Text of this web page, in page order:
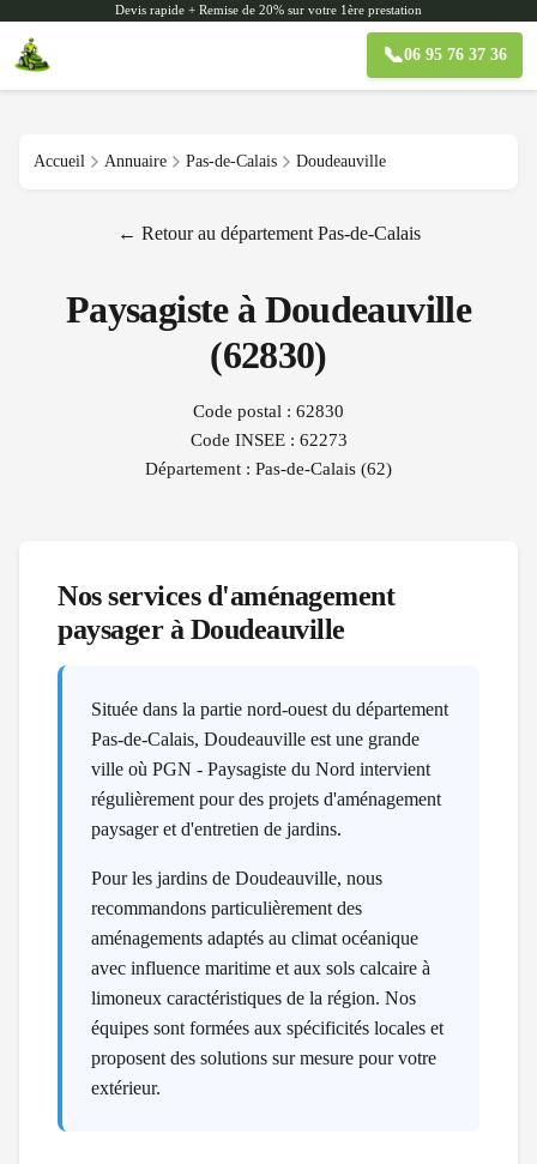
Devis rapide + Remise de 20% sur votre 1ère prestation
📞06 95 76 37 36
Accueil Annuaire Pas-de-Calais Doudeauville
← Retour au département Pas-de-Calais
Paysagiste à Doudeauville
(62830)
Code postal : 62830
Code INSEE : 62273
Département : Pas-de-Calais (62)
Nos services d'aménagement
paysager à Doudeauville
Située dans la partie nord-ouest du département
Pas-de-Calais, Doudeauville est une grande
ville où PGN - Paysagiste du Nord intervient
régulièrement pour des projets d'aménagement
paysager et d'entretien de jardins.
Pour les jardins de Doudeauville, nous
recommandons particulièrement des
aménagements adaptés au climat océanique
avec influence maritime et aux sols calcaire à
limoneux caractéristiques de la région. Nos
équipes sont formées aux spécificités locales et
proposent des solutions sur mesure pour votre
extérieur.